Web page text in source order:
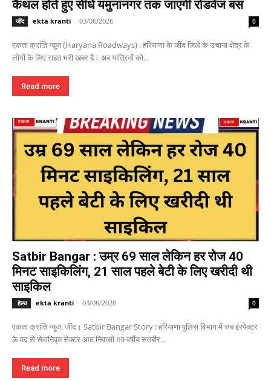
कैथल होते हुए सीधे यमुनानगर तक जाएगी रोडवेज बस
जींद ekta kranti - 03/06/2026 0
एकता क्रांति न्यूज (Haryana Roadways) : हरियाणा के जींद जिले के उचाना क्षेत्र के
लोगों के लिए राहत भरी खबर है। अब यात्रियों को...
Read more
Satbir Bangar : उम्र 69 साल लेकिन हर रोज 40
मिनट साइकिलिंग, 21 साल पहले बेटी के लिए खरीदी थी
साइकिल
हेल्थ ekta kranti - 03/06/2026 0
एकता क्रांति न्यूज, जींद। Satbir Bangar Story : हरियाणा पुलिस विभाग में सब इंस्पेक्टर
के पद से सेवानिवृत सेक्टर आठ निवासी 69 वर्षीय सतबीर...
Read more